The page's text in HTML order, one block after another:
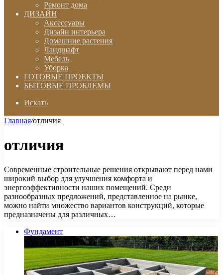
Ремонт дома
ДИЗАЙН
Аксессуары
Дизайн интерьера
Домашние растения
Ландшафт
Мебель
Уборка
ГОТОВЫЕ ПРОЕКТЫ
БЫТОВЫЕ ПРОБЛЕМЫ
Искать
Главная/отличия
отличия
Современные строительные решения открывают перед нами
широкий выбор для улучшения комфорта и
энергоэффективности наших помещений. Среди
разнообразных предложений, представленное на рынке,
можно найти множество вариантов конструкций, которые
предназначены для различных…
Фундамент